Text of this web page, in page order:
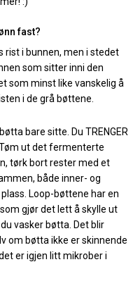
fast?
rist i bunnen, men i stedet
som sitter inni den
som minst like vanskelig å
i de grå bøttene.
bare sitte. Du TRENGER
ut det fermenterte
tørk bort rester med et
både inner- og
Loop-bøttene har en
gjør det lett å skylle ut
vasker bøtta. Det blir
om bøtta ikke er skinnende
er igjen litt mikrober i